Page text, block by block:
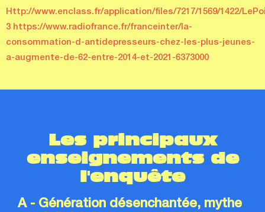
Http://www.enclass.fr/application/files/7217/1569/1422/
3 https://www.radiofrance.fr/franceinter/la-
consommation-d-antidepresseurs-chez-les-plus-jeunes-
a-augmente-de-62-entre-2014-et-2021-6373000
Les principaux
enseignements de
l'enquête
A - Génération désenchantée, mythe